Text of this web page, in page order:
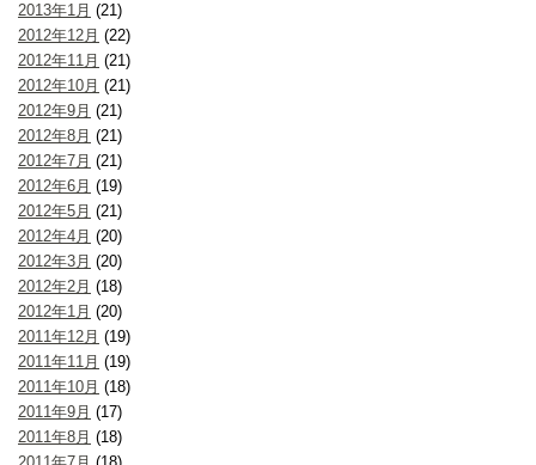
2013年1月 (21)
2012年12月 (22)
2012年11月 (21)
2012年10月 (21)
2012年9月 (21)
2012年8月 (21)
2012年7月 (21)
2012年6月 (19)
2012年5月 (21)
2012年4月 (20)
2012年3月 (20)
2012年2月 (18)
2012年1月 (20)
2011年12月 (19)
2011年11月 (19)
2011年10月 (18)
2011年9月 (17)
2011年8月 (18)